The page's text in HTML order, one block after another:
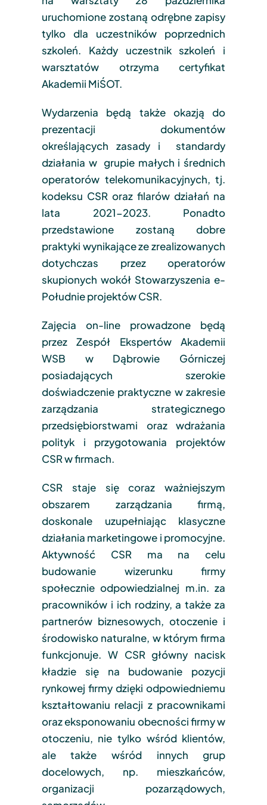
uruchomione zostaną odrębne zapisy
tylko dla uczestników poprzednich
szkoleń. Każdy uczestnik szkoleń i
warsztatów otrzyma certyfikat
Akademii MiŚOT.
Wydarzenia będą także okazją do
prezentacji dokumentów
określających zasady i standardy
działania w grupie małych i średnich
operatorów telekomunikacyjnych, tj.
kodeksu CSR oraz filarów działań na
lata 2021-2023. Ponadto
przedstawione zostaną dobre
praktyki wynikające ze zrealizowanych
dotychczas przez operatorów
skupionych wokół Stowarzyszenia e-
Południe projektów CSR.
Zajęcia on-line prowadzone będą
przez Zespół Ekspertów Akademii
WSB w Dąbrowie Górniczej
posiadających szerokie
doświadczenie praktyczne w zakresie
zarządzania strategicznego
przedsiębiorstwami oraz wdrażania
polityk i przygotowania projektów
CSR w firmach.
CSR staje się coraz ważniejszym
obszarem zarządzania firmą,
doskonale uzupełniając klasyczne
działania marketingowe i promocyjne.
Aktywność CSR ma na celu
budowanie wizerunku firmy
społecznie odpowiedzialnej m.in. za
pracowników i ich rodziny, a także za
partnerów biznesowych, otoczenie i
środowisko naturalne, w którym firma
funkcjonuje. W CSR główny nacisk
kładzie się na budowanie pozycji
rynkowej firmy dzięki odpowiedniemu
kształtowaniu relacji z pracownikami
oraz eksponowaniu obecności firmy w
otoczeniu, nie tylko wśród klientów,
ale także wśród innych grup
docelowych, np. mieszkańców,
organizacji pozarządowych,